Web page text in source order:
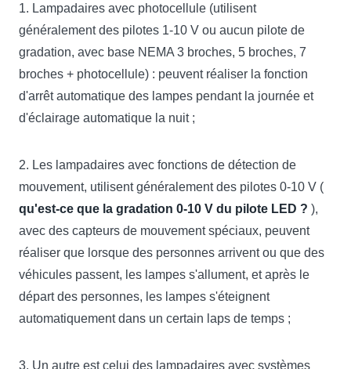
1. Lampadaires avec photocellule (utilisent
généralement des pilotes 1-10 V ou aucun pilote de
gradation, avec base NEMA 3 broches, 5 broches, 7
broches + photocellule) : peuvent réaliser la fonction
d'arrêt automatique des lampes pendant la journée et
d'éclairage automatique la nuit ;
2. Les lampadaires avec fonctions de détection de
mouvement, utilisent généralement des pilotes 0-10 V (
qu'est-ce que la gradation 0-10 V du pilote LED ? ),
avec des capteurs de mouvement spéciaux, peuvent
réaliser que lorsque des personnes arrivent ou que des
véhicules passent, les lampes s'allument, et après le
départ des personnes, les lampes s'éteignent
automatiquement dans un certain laps de temps ;
3. Un autre est celui des lampadaires avec systèmes